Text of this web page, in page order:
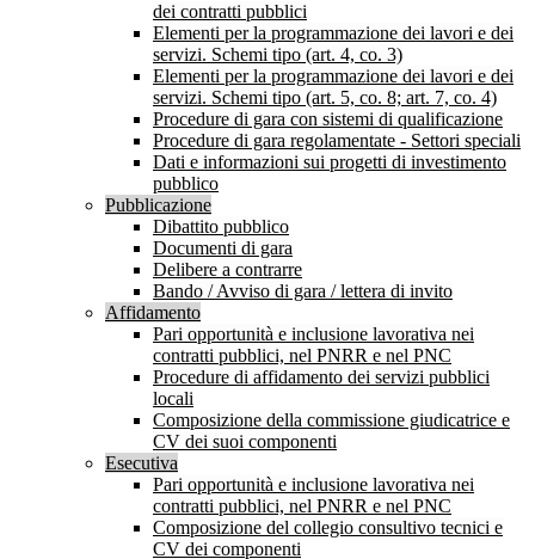
dei contratti pubblici
Elementi per la programmazione dei lavori e dei
servizi. Schemi tipo (art. 4, co. 3)
Elementi per la programmazione dei lavori e dei
servizi. Schemi tipo (art. 5, co. 8; art. 7, co. 4)
Procedure di gara con sistemi di qualificazione
Procedure di gara regolamentate - Settori speciali
Dati e informazioni sui progetti di investimento
pubblico
Pubblicazione
Dibattito pubblico
Documenti di gara
Delibere a contrarre
Bando / Avviso di gara / lettera di invito
Affidamento
Pari opportunità e inclusione lavorativa nei
contratti pubblici, nel PNRR e nel PNC
Procedure di affidamento dei servizi pubblici
locali
Composizione della commissione giudicatrice e
CV dei suoi componenti
Esecutiva
Pari opportunità e inclusione lavorativa nei
contratti pubblici, nel PNRR e nel PNC
Composizione del collegio consultivo tecnici e
CV dei componenti